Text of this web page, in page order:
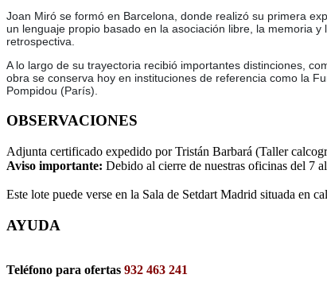
Joan Miró se formó en Barcelona, donde realizó su primera
un lenguaje propio basado en la asociación libre, la memoria
retrospectiva.
A lo largo de su trayectoria recibió importantes distinciones,
obra se conserva hoy en instituciones de referencia como la
Pompidou (París).
OBSERVACIONES
Adjunta certificado expedido por Tristán Barbará (Taller
Aviso importante: Debido al cierre de nuestras oficinas del 7
Este lote puede verse en la Sala de Setdart Madrid situada en
AYUDA
Teléfono para ofertas 932 463 241